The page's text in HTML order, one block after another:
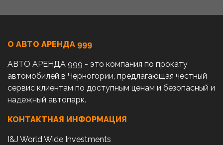
О АВТО AРЕНДА 999
АВТО АРЕНДА 999 - это компания по прокату
автомобилей в Черногории, предлагающая честный
сервис клиентам по доступным ценам и безопасный и
надежный автопарк.
КОНТАКТНАЯ ИНФОРМАЦИЯ
I&J World Wide Investments